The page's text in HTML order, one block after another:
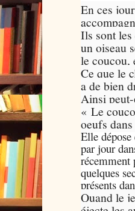
En ces
Ils sont
un oiseau
le
Ce que le
a de bien
Ainsi
« Le
oeufs
Elle
par jour
récemment
quelques
présents
Quand le